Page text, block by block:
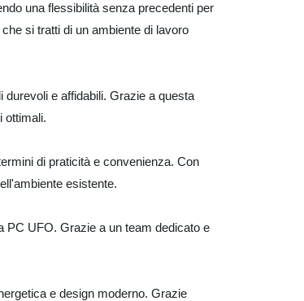
una flessibilità senza precedenti per
si tratti di un ambiente di lavoro
e affidabili. Grazie a questa
ottimali.
di praticità e convenienza. Con
esistente.
PC UFO. Grazie a un team dedicato e
e design moderno. Grazie